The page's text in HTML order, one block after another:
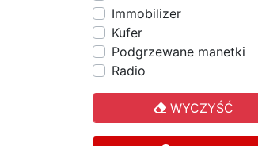
Immobilizer
Kufer
Podgrzewane manetki
Radio
WYCZYŚĆ